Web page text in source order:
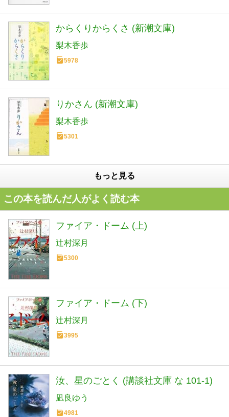
からくりからくさ (新潮文庫)
梨木香歩
5978
りかさん (新潮文庫)
梨木香歩
5301
もっと見る
この本を読んだ人がよく読む本
ファイア・ドーム (上)
辻村深月
5300
ファイア・ドーム (下)
辻村深月
3995
汝、星のごとく (講談社文庫 な 101-1)
凪良ゆう
4981